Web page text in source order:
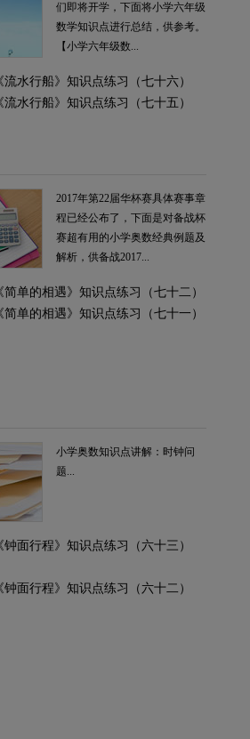
们即将开学，下面将小学六年级
数学知识点进行总结，供参考。
【小学六年级数...
水行船》知识点练习（七十六）
水行船》知识点练习（七十五）
2017年第22届华杯赛具体赛事章
程已经公布了，下面是对备战杯
赛超有用的小学奥数经典例题及
解析，供备战2017...
单的相遇》知识点练习（七十二）
单的相遇》知识点练习（七十一）
小学奥数知识点讲解：时钟问
题...
面行程》知识点练习（六十三）
面行程》知识点练习（六十二）